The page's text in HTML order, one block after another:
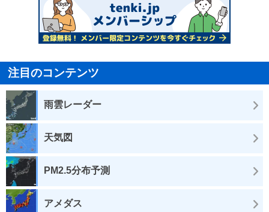
注目のコンテンツ
雨雲レーダー
天気図
PM2.5分布予測
アメダス